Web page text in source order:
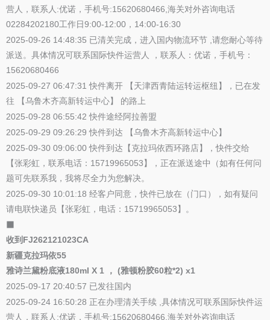
营人，联系人:优诺，手机号:15620680466,海关对外咨询电话
02284202180工作日9:00-12:00，14:00-16:30
2025-09-26 14:48:35 已清关完成，进入国内物流环节 ,请您耐心等待
派送。具体情况可联系国际快件运营人 ，联系人：优诺，手机号：
15620680466
2025-09-27 06:47:31 快件离开 【天津西青陆运转运枢纽】，已在发
往 【乌鲁木齐高新转运中心】 的路上
2025-09-28 06:55:42 快件途经阿拉善盟
2025-09-29 09:26:29 快件到达 【乌鲁木齐高新转运中心】
2025-09-30 09:06:00 快件到达【克拉玛依西环路店】，快件交给
【张彩虹，联系电话：15719965053】，正在派送途中（如有任何问
题可先联系我，我将尽全力为您解决。
2025-09-30 10:01:18 经客户同意，快件已放在（门口），如有疑问
请电联快递员【张彩虹，电话：15719965053】。
收到FJ262121023CA
新疆克拉玛依55
雅诗兰黛粉底液180ml X 1 ， (雅顿粉胶60粒*2) x1
2025-09-17 20:40:57 已发往国内
2025-09-24 16:50:28 正在办理清关手续 ,具体情况可联系国际快件运
营人，联系人:优诺，手机号:15620680466,海关对外咨询电话